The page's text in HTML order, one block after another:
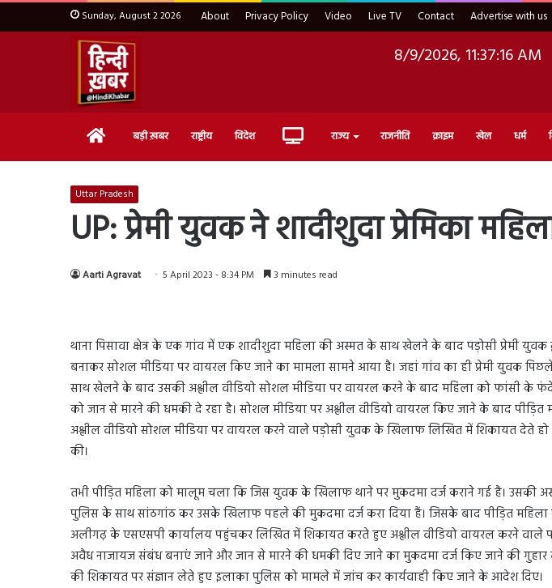
Sunday, August 2 2026 About Privacy Policy Video Live TV Contact Advertise with us
8/9/2026, 11:37:17 AM
Home बड़ी ख़बर राष्ट्रीय विदेश Live राज्य राजनीति क्राइम खेल धर्म
Uttar Pradesh
UP: प्रेमी युवक ने शादीशुदा प्रेमिका
Aarti Agravat 5 April 2023 - 8:34 PM 3 minutes read
थाना पिसावा क्षेत्र के एक गांव में एक शादीशुदा महिला की अस्मत के साथ खेलने के बाद पड़ोसी प्रेमी युवक
बनाकर सोशल मीडिया पर वायरल किए जाने का मामला सामने आया है। जहां गांव का ही प्रेमी युवक
साथ खेलने के बाद उसकी अश्लील वीडियो सोशल मीडिया पर वायरल करने के बाद महिला को फांसी के
को जान से मारने की धमकी दे रहा है। सोशल मीडिया पर अश्लील वीडियो वायरल किए जाने के बाद
अश्लील वीडियो सोशल मीडिया पर वायरल करने वाले पड़ोसी युवक के खिलाफ लिखित में शिकायत देते हो
की।
तभी पीड़ित महिला को मालूम चला कि जिस युवक के खिलाफ थाने पर मुकदमा दर्ज कराने गई है।
पुलिस के साथ सांठगांठ कर उसके खिलाफ पहले की मुकदमा दर्ज करा दिया हैं। जिसके बाद पीड़ित महिला
अलीगढ़ के एसएसपी कार्यालय पहुंचकर लिखित में शिकायत करते हुए अश्लील वीडियो वायरल करने
अवैध नाजायज संबंध बनाएं जाने और जान से मारने की धमकी दिए जाने का मुकदमा दर्ज किए जाने की गुहार
की शिकायत पर संज्ञान लेते हुए इलाका पुलिस को मामले में जांच कर कार्यवाही किए जाने के आदेश दिए।